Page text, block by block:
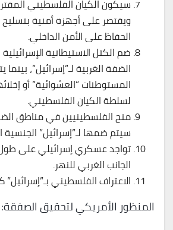
سيكون الكيان الفلسطيني
ويقتصر على أجهزة أمنية
الحفاظ على الأمن الداخلي.
ضم الكتل الاستيطانية
الضفة الغربية لـ”إسرائيل”،
المستوطنات “العشوائية” أو
لسلطة الكيان الفلسطيني.
منح الفلسطينيين في مناطق
سيتم ضمها لـ”إسرائيل” الجنسية
تواجد عسكري إسرائيلي على
الجانب الغربي للنهر.
الاعتراف الفلسطيني بـ”إسرائيل”
المنظور الأمريكي لتحقيق الصفقة: